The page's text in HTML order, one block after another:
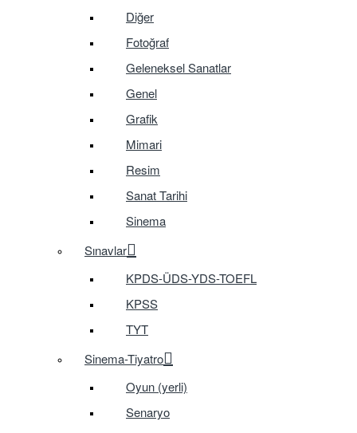
Diğer
Fotoğraf
Geleneksel Sanatlar
Genel
Grafik
Mimari
Resim
Sanat Tarihi
Sinema
Sınavlar
KPDS-ÜDS-YDS-TOEFL
KPSS
TYT
Sinema-Tiyatro
Oyun (yerli)
Senaryo